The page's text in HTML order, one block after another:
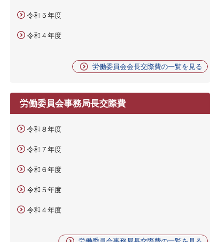
令和５年度
令和４年度
労働委員会会長交際費の一覧を見る
労働委員会事務局長交際費
令和８年度
令和７年度
令和６年度
令和５年度
令和４年度